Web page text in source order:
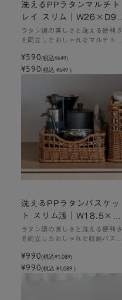
洗えるPPラタンマルチト
レイ スリム｜W26×D9×
H3cm
ラタン調の美しさと洗える便利さ
を両立したおしゃれなマルチトレ
¥590(税込¥649)
¥590(税込 ¥649 )
洗えるPPラタンバスケッ
ト スリム浅｜W18.5×D2
6.5×H8cm
ラタン調の美しさと洗える便利さ
を両立したおしゃれな収納バスケ
¥990(税込¥1,089)
¥990(税込 ¥1,089 )